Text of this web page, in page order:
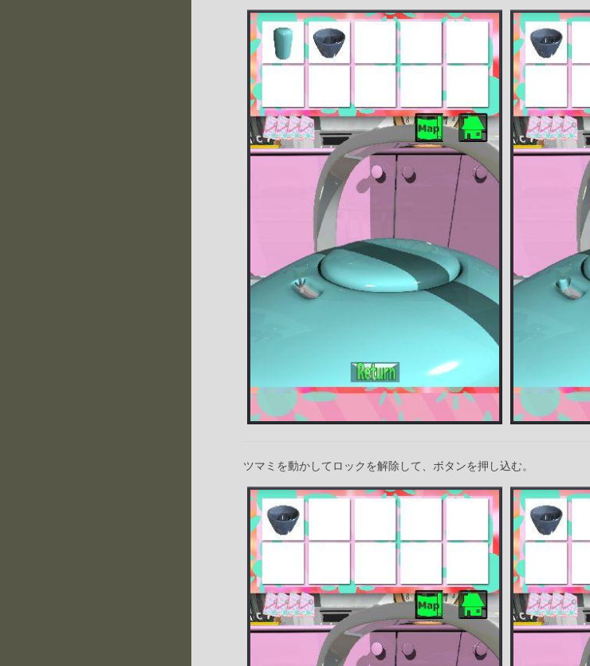
ツマミを動かしてロックを解除して、ボタンを押し込む。